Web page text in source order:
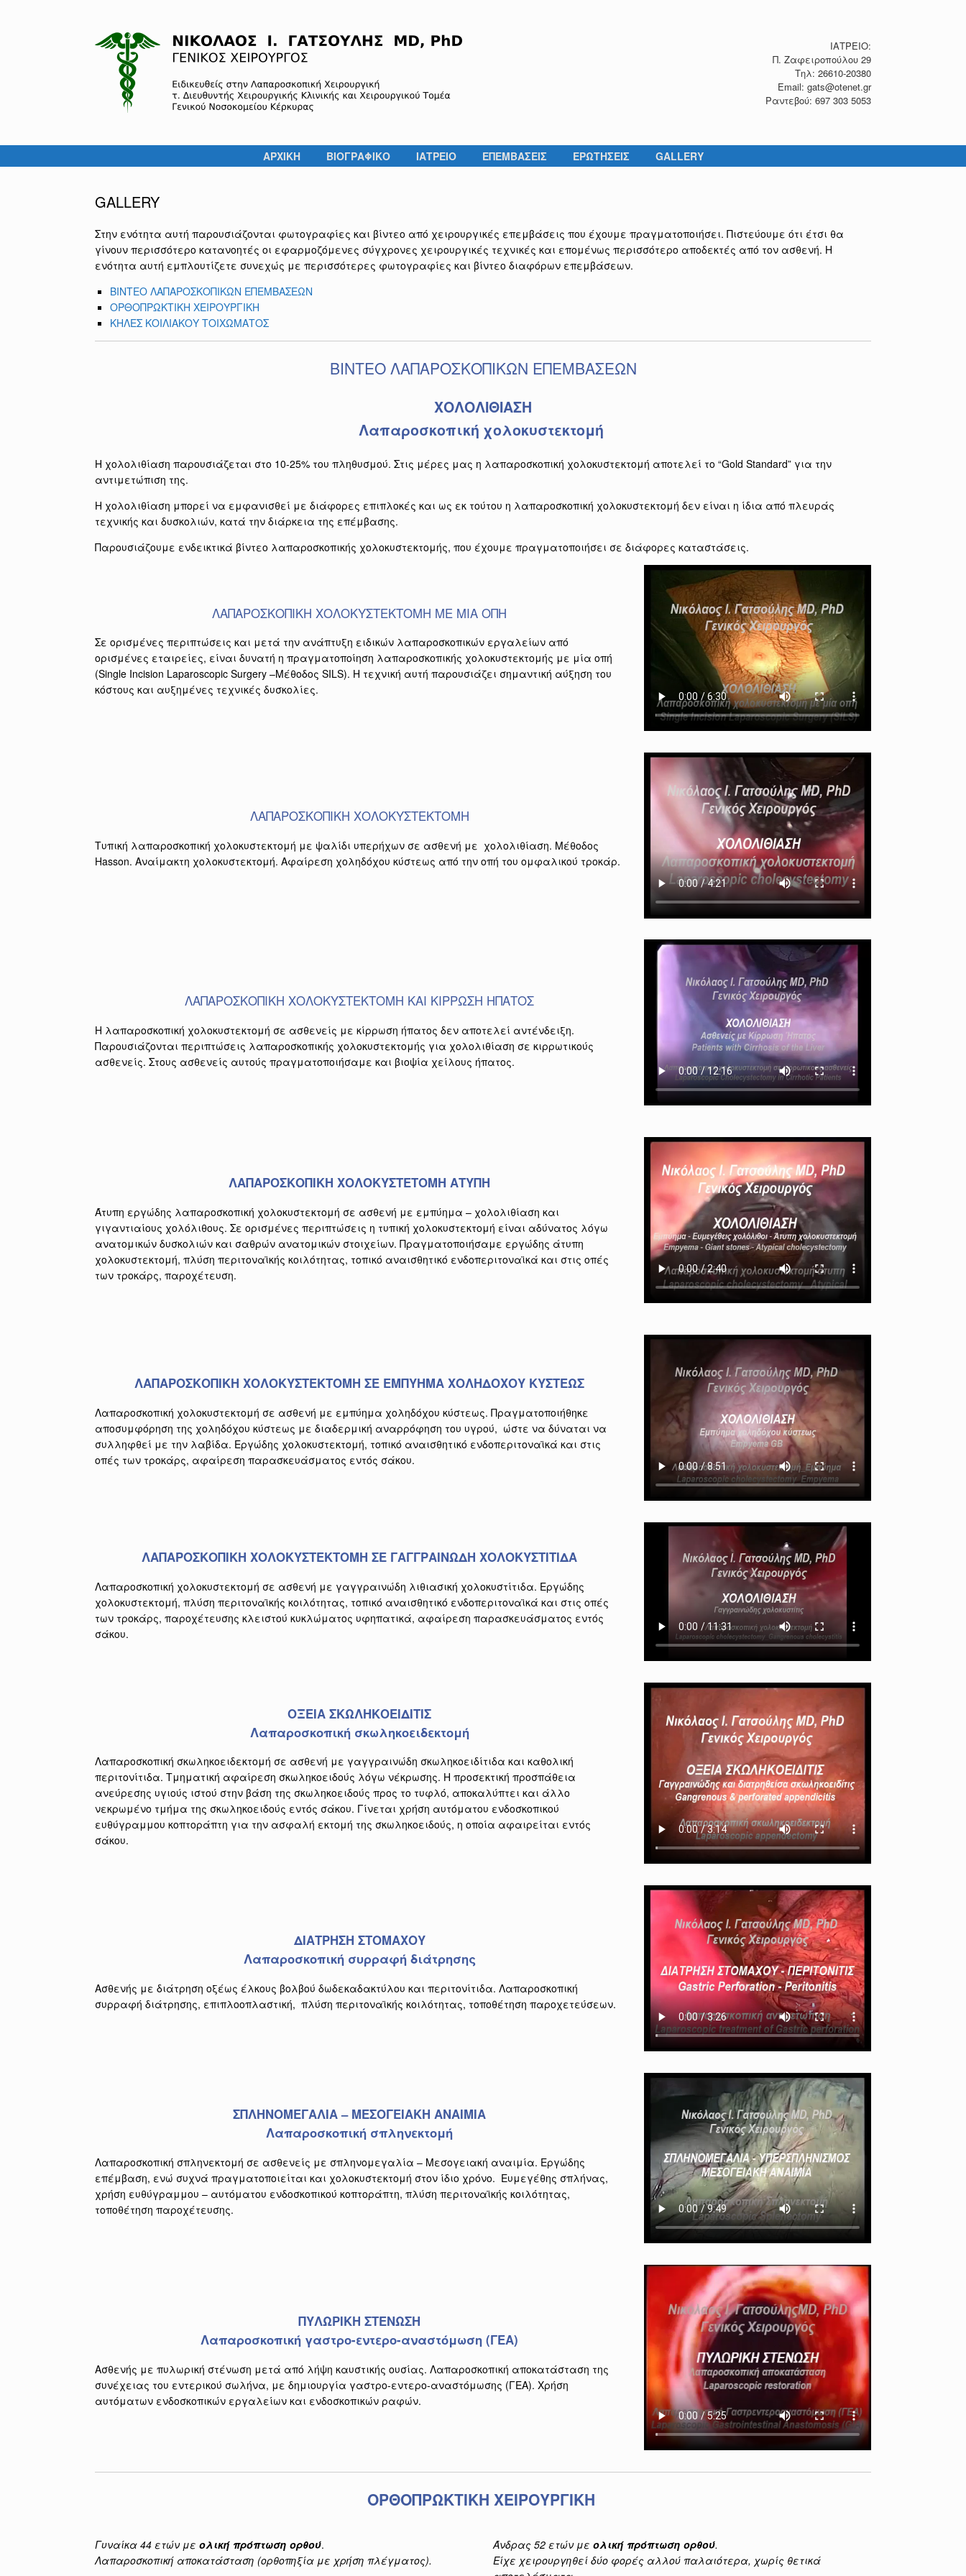
ΙΑΤΡΕΙΟ:
Π. Ζαφειροπούλου 29
Τηλ: 26610-20380
Email: gats@otenet.gr
Ραντεβού: 697 303 5053
ΑΡΧΙΚΗ ΒΙΟΓΡΑΦΙΚΟ ΙΑΤΡΕΙΟ ΕΠΕΜΒΑΣΕΙΣ ΕΡΩΤΗΣΕΙΣ GALLERY
GALLERY
Στην ενότητα αυτή παρουσιάζονται φωτογραφίες και βίντεο από χειρουργικές επεμβάσεις που έχουμε πραγματοποιήσει. Πιστεύουμε ότι έτσι θα
γίνουν περισσότερο κατανοητές οι εφαρμοζόμενες σύγχρονες χειρουργικές τεχνικές και επομένως περισσότερο αποδεκτές από τον ασθενή. Η
ενότητα αυτή εμπλουτίζετε συνεχώς με περισσότερες φωτογραφίες και βίντεο διαφόρων επεμβάσεων.
BINTEO ΛΑΠΑΡΟΣΚΟΠΙΚΩΝ ΕΠΕΜΒΑΣΕΩΝ
ΟΡΘΟΠΡΩΚΤΙΚΗ ΧΕΙΡΟΥΡΓΙΚΗ
ΚΗΛΕΣ ΚΟΙΛΙΑΚΟΥ ΤΟΙΧΩΜΑΤΟΣ
BINTEO ΛΑΠΑΡΟΣΚΟΠΙΚΩΝ ΕΠΕΜΒΑΣΕΩΝ
ΧΟΛΟΛΙΘΙΑΣΗ
Λαπαροσκοπική χολοκυστεκτομή
Η χολολιθίαση παρουσιάζεται στο 10-25% του πληθυσμού. Στις μέρες μας η λαπαροσκοπική χολοκυστεκτομή αποτελεί το “Gold Standard” για την
αντιμετώπιση της.
Η χολολιθίαση μπορεί να εμφανισθεί με διάφορες επιπλοκές και ως εκ τούτου η λαπαροσκοπική χολοκυστεκτομή δεν είναι η ίδια από πλευράς
τεχνικής και δυσκολιών, κατά την διάρκεια της επέμβασης.
Παρουσιάζουμε ενδεικτικά βίντεο λαπαροσκοπικής χολοκυστεκτομής, που έχουμε πραγματοποιήσει σε διάφορες καταστάσεις.
ΛΑΠΑΡΟΣΚΟΠΙΚΗ ΧΟΛΟΚΥΣΤΕΚΤΟΜΗ ΜΕ ΜΙΑ ΟΠΗ
Σε ορισμένες περιπτώσεις και μετά την ανάπτυξη ειδικών λαπαροσκοπικών εργαλείων από
ορισμένες εταιρείες, είναι δυνατή η πραγματοποίηση λαπαροσκοπικής χολοκυστεκτομής με μία οπή
(Single Incision Laparoscopic Surgery –Μέθοδος SILS). Η τεχνική αυτή παρουσιάζει σημαντική αύξηση του
κόστους και αυξημένες τεχνικές δυσκολίες.
ΛΑΠΑΡΟΣΚΟΠΙΚΗ ΧΟΛΟΚΥΣΤΕΚΤΟΜΗ
Τυπική λαπαροσκοπική χολοκυστεκτομή με ψαλίδι υπερήχων σε ασθενή με χολολιθίαση. Μέθοδος
Hasson. Αναίμακτη χολοκυστεκτομή. Αφαίρεση χοληδόχου κύστεως από την οπή του ομφαλικού τροκάρ.
ΛΑΠΑΡΟΣΚΟΠΙΚΗ ΧΟΛΟΚΥΣΤΕΚΤΟΜΗ ΚΑΙ ΚΙΡΡΩΣΗ ΗΠΑΤΟΣ
Η λαπαροσκοπική χολοκυστεκτομή σε ασθενείς με κίρρωση ήπατος δεν αποτελεί αντένδειξη.
Παρουσιάζονται περιπτώσεις λαπαροσκοπικής χολοκυστεκτομής για χολολιθίαση σε κιρρωτικούς
ασθενείς. Στους ασθενείς αυτούς πραγματοποιήσαμε και βιοψία χείλους ήπατος.
ΛΑΠΑΡΟΣΚΟΠΙΚΗ ΧΟΛΟΚΥΣΤΕΤΟΜΗ ΑΤΥΠΗ
Άτυπη εργώδης λαπαροσκοπική χολοκυστεκτομή σε ασθενή με εμπύημα – χολολιθίαση και
γιγαντιαίους χολόλιθους. Σε ορισμένες περιπτώσεις η τυπική χολοκυστεκτομή είναι αδύνατος λόγω
ανατομικών δυσκολιών και σαθρών ανατομικών στοιχείων. Πραγματοποιήσαμε εργώδης άτυπη
χολοκυστεκτομή, πλύση περιτοναϊκής κοιλότητας, τοπικό αναισθητικό ενδοπεριτοναϊκά και στις οπές
των τροκάρς, παροχέτευση.
ΛΑΠΑΡΟΣΚΟΠΙΚΗ ΧΟΛΟΚΥΣΤΕΚΤΟΜΗ ΣΕ ΕΜΠΥΗΜΑ ΧΟΛΗΔΟΧΟΥ ΚΥΣΤΕΩΣ
Λαπαροσκοπική χολοκυστεκτομή σε ασθενή με εμπύημα χοληδόχου κύστεως. Πραγματοποιήθηκε
αποσυμφόρηση της χοληδόχου κύστεως με διαδερμική αναρρόφηση του υγρού, ώστε να δύναται να
συλληφθεί με την λαβίδα. Εργώδης χολοκυστεκτομή, τοπικό αναισθητικό ενδοπεριτοναϊκά και στις
οπές των τροκάρς, αφαίρεση παρασκευάσματος εντός σάκου.
ΛΑΠΑΡΟΣΚΟΠΙΚΗ ΧΟΛΟΚΥΣΤΕΚΤΟΜΗ ΣΕ ΓΑΓΓΡΑΙΝΩΔΗ ΧΟΛΟΚΥΣΤΙΤΙΔΑ
Λαπαροσκοπική χολοκυστεκτομή σε ασθενή με γαγγραινώδη λιθιασική χολοκυστίτιδα. Εργώδης
χολοκυστεκτομή, πλύση περιτοναϊκής κοιλότητας, τοπικό αναισθητικό ενδοπεριτοναϊκά και στις οπές
των τροκάρς, παροχέτευσης κλειστού κυκλώματος υφηπατικά, αφαίρεση παρασκευάσματος εντός
σάκου.
ΟΞΕΙΑ ΣΚΩΛΗΚΟΕΙΔΙΤΙΣ
Λαπαροσκοπική σκωληκοειδεκτομή
Λαπαροσκοπική σκωληκοειδεκτομή σε ασθενή με γαγγραινώδη σκωληκοειδίτιδα και καθολική
περιτονίτιδα. Τμηματική αφαίρεση σκωληκοειδούς λόγω νέκρωσης. Η προσεκτική προσπάθεια
ανεύρεσης υγιούς ιστού στην βάση της σκωληκοειδούς προς το τυφλό, αποκαλύπτει και άλλο
νεκρωμένο τμήμα της σκωληκοειδούς εντός σάκου. Γίνεται χρήση αυτόματου ενδοσκοπικού
ευθύγραμμου κοπτοράπτη για την ασφαλή εκτομή της σκωληκοειδούς, η οποία αφαιρείται εντός
σάκου.
ΔΙΑΤΡΗΣΗ ΣΤΟΜΑΧΟΥ
Λαπαροσκοπική συρραφή διάτρησης
Ασθενής με διάτρηση οξέως έλκους βολβού δωδεκαδακτύλου και περιτονίτιδα. Λαπαροσκοπική
συρραφή διάτρησης, επιπλοοπλαστική, πλύση περιτοναϊκής κοιλότητας, τοποθέτηση παροχετεύσεων.
ΣΠΛΗΝΟΜΕΓΑΛΙΑ – ΜΕΣΟΓΕΙΑΚΗ ΑΝΑΙΜΙΑ
Λαπαροσκοπική σπληνεκτομή
Λαπαροσκοπική σπληνεκτομή σε ασθενείς με σπληνομεγαλία – Μεσογειακή αναιμία. Εργώδης
επέμβαση, ενώ συχνά πραγματοποιείται και χολοκυστεκτομή στον ίδιο χρόνο. Ευμεγέθης σπλήνας,
χρήση ευθύγραμμου – αυτόματου ενδοσκοπικού κοπτοράπτη, πλύση περιτοναϊκής κοιλότητας,
τοποθέτηση παροχέτευσης.
ΠΥΛΩΡΙΚΗ ΣΤΕΝΩΣΗ
Λαπαροσκοπική γαστρο-εντερο-αναστόμωση (ΓΕΑ)
Ασθενής με πυλωρική στένωση μετά από λήψη καυστικής ουσίας. Λαπαροσκοπική αποκατάσταση της
συνέχειας του εντερικού σωλήνα, με δημιουργία γαστρο-εντερο-αναστόμωσης (ΓΕΑ). Χρήση
αυτόματων ενδοσκοπικών εργαλείων και ενδοσκοπικών ραφών.
ΟΡΘΟΠΡΩΚΤΙΚΗ ΧΕΙΡΟΥΡΓΙΚΗ
Γυναίκα 44 ετών με ολική πρόπτωση ορθού.
Λαπαροσκοπική αποκατάσταση (ορθοπηξία με χρήση πλέγματος).
Άνδρας 52 ετών με ολική πρόπτωση ορθού.
Είχε χειρουργηθεί δύο φορές αλλού παλαιότερα, χωρίς θετικά